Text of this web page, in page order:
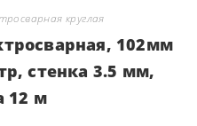
круглая
102мм
стенка 3.5 мм,
12 м